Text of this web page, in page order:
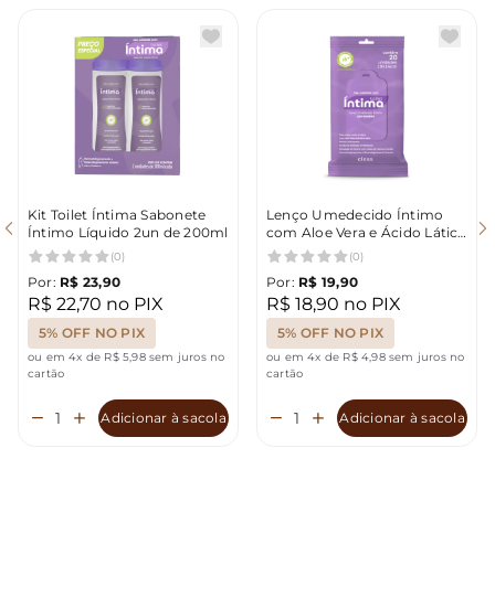
Kit Toilet Íntima Sabonete
Íntimo Líquido 2un de 200ml
(0)
Por: R$ 23,90
R$ 22,70 no PIX
5% OFF NO PIX
ou em 4x de R$ 5,98 sem juros no
cartão
Adicionar à sacola
Lenço Umedecido Íntimo
com Aloe Vera e Ácido Lático
20 Unidades Toilet Íntima
(0)
Por: R$ 19,90
R$ 18,90 no PIX
5% OFF NO PIX
ou em 4x de R$ 4,98 sem juros no
cartão
Adicionar à sacola